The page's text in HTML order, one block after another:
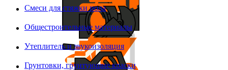
Смеси для стяжки пола
Общестроительные материалы
Утеплитель и звукоизоляция
Грунтовки, грунтующие краски